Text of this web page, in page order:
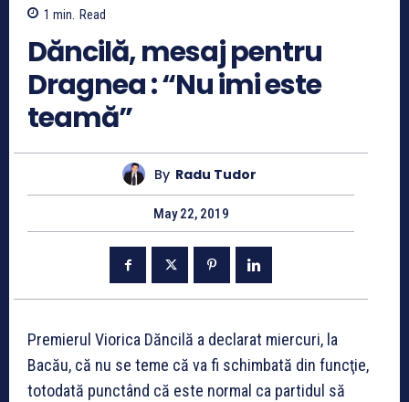
1 min. Read
Dăncilă, mesaj pentru
Dragnea : “Nu imi este
teamă”
By Radu Tudor
May 22, 2019
Premierul Viorica Dăncilă a declarat miercuri, la
Bacău, că nu se teme că va fi schimbată din funcţie,
totodată punctând că este normal ca partidul să